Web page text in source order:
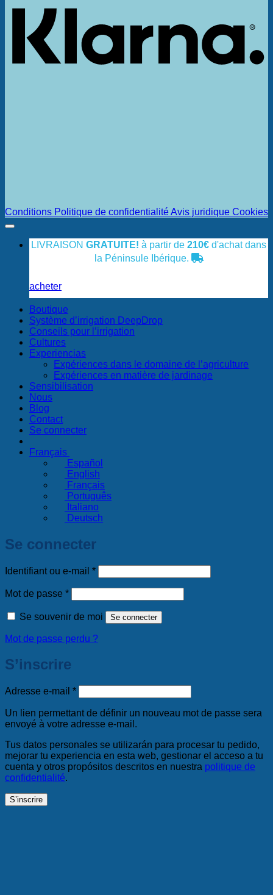
Conditions Politique de confidentialitéAvis juridique Cookies
LIVRAISON GRATUITE! à partir de 210€ d'achat dans
la Péninsule Ibérique.
acheter
Boutique
Système d’irrigation DeepDrop
Conseils pour l’irrigation
Cultures
Experiencias
Expériences dans le domaine de l’agriculture
Expériences en matière de jardinage
Sensibilisation
Nous
Blog
Contact
Se connecter
Français
Español
English
Français
Português
Italiano
Deutsch
Se connecter
Identifiant ou e-mail *Obligatoire
Mot de passe *Obligatoire
Se souvenir de moi Se connecter
Mot de passe perdu ?
S’inscrire
Adresse e-mail *Obligatoire
Un lien permettant de définir un nouveau mot de passe sera
envoyé à votre adresse e-mail.
Tus datos personales se utilizarán para procesar tu pedido,
mejorar tu experiencia en esta web, gestionar el acceso a tu
cuenta y otros propósitos descritos en nuestra politique de
confidentialité.
S’inscrire